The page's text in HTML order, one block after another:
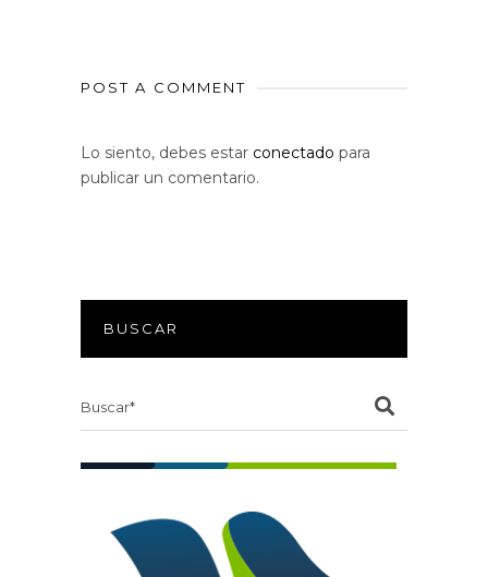
POST A COMMENT
Lo siento, debes estar conectado para
publicar un comentario.
BUSCAR